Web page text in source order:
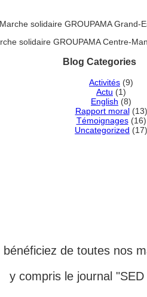
Marche solidaire GROUPAMA Grand-
solidaire GROUPAMA Centre-
Blog Categories
Activités (9)
Actu (1)
English (8)
Rapport moral(13)
Témoignages(16)
Uncategorized (17)
de toutes nos
y compris le journal "SED